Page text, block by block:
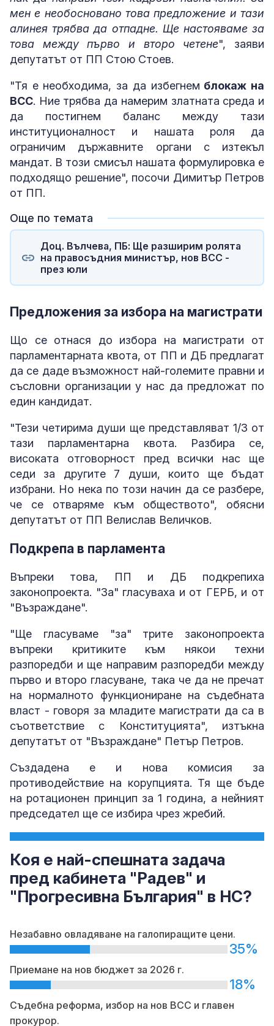
мен е необосновано това предложение и тази
алинея трябва да отпадне. Ще настояваме за
това между първо и второ четене", заяви
депутатът от ПП Стою Стоев.
"Тя е необходима, за да избегнем блокаж на
ВСС. Ние трябва да намерим златната среда и
да постигнем баланс между тази
институционалност и нашата роля да
ограничим държавните органи с изтекъл
мандат. В този смисъл нашата формулировка е
подходящо решение", посочи Димитър Петров
от ПП.
Още по темата
Доц. Вълчева, ПБ: Ще разширим ролята
на правосъдния министър, нов ВСС -
през юли
Предложения за избора на магистрати
Що се отнася до избора на магистрати от
парламентарната квота, от ПП и ДБ предлагат
да се даде възможност най-големите правни и
съсловни организации у нас да предложат по
един кандидат.
"Тези четирима души ще представляват 1/3 от
тази парламентарна квота. Разбира се,
високата отговорност пред всички нас ще
седи за другите 7 души, които ще бъдат
избрани. Но нека по този начин да се разбере,
че се отваряме към обществото", обясни
депутатът от ПП Велислав Величков.
Подкрепа в парламента
Въпреки това, ПП и ДБ подкрепиха
законопроекта. "За" гласуваха и от ГЕРБ, и от
"Възраждане".
"Ще гласуваме "за" трите законопроекта
въпреки критиките към някои техни
разпоредби и ще направим разпоредби между
първо и второ гласуване, така че да не пречат
на нормалното функциониране на съдебната
власт - говоря за младите магистрати да са в
съответствие с Конституцията", изтъкна
депутатът от "Възраждане" Петър Петров.
Създадена е и нова комисия за
противодействие на корупцията. Тя ще бъде
на ротационен принцип за 1 година, а нейният
председател ще се избира чрез жребий.
Коя е най-спешната задача
пред кабинета "Радев" и
"Прогресивна България" в НС?
Незабавно овладяване на галопиращите цени.
35%
Приемане на нов бюджет за 2026 г.
18%
Съдебна реформа, избор на нов ВСС и главен
прокурор.